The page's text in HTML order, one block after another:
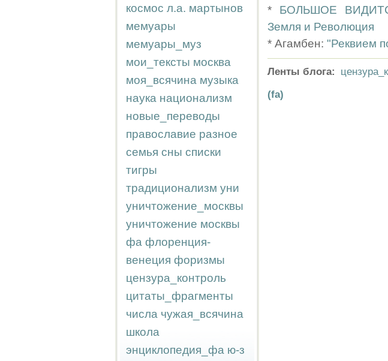
космос л.а. мартынов
мемуары
мемуары_муз
мои_тексты москва
моя_всячина музыка
наука национализм
новые_переводы
православие разное
семья сны списки
тигры
традиционализм уни
уничтожение_москвы
уничтожение москвы
фа флоренция-
венеция форизмы
цензура_контроль
цитаты_фрагменты
числа чужая_всячина
школа
энциклопедия_фа ю-з
* БОЛЬШОЕ
Земля и Революция
* Агамбен: "Реквием
Ленты блога:
(fa)